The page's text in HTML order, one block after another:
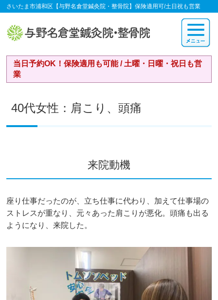
さいたま市浦和区【与野名倉堂鍼灸院・整骨院】保険適用可/土日祝も営業
当日予約OK！保険適用も可能 / 土曜・日曜・祝日も営
業
40代女性：肩こり、頭痛
来院動機
座り仕事だったのが、立ち仕事に代わり、加えて仕事場の
ストレスが重なり、元々あった肩こりが悪化。頭痛も出る
ようになり、来院した。